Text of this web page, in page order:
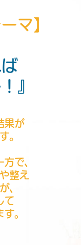
マ】
果が
。
で、
整え
、
て
。